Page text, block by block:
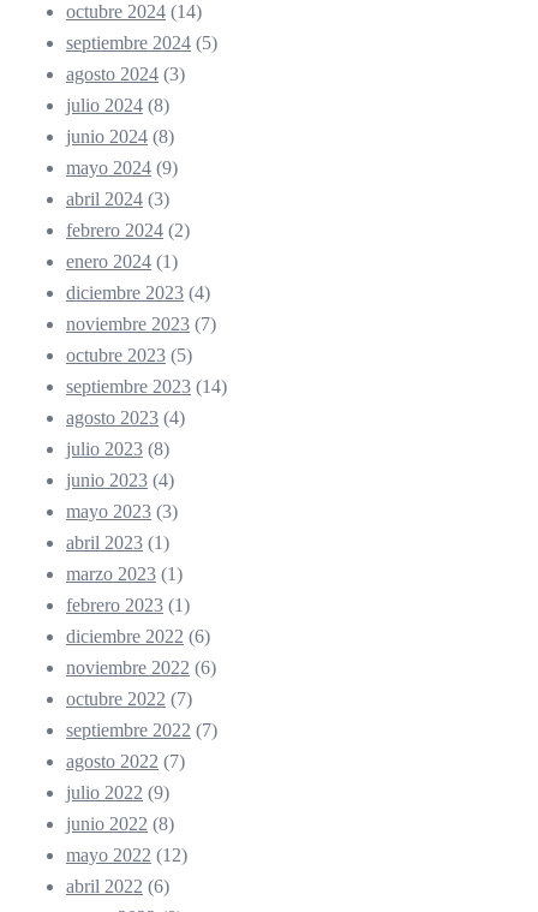
octubre 2024 (14)
septiembre 2024 (5)
agosto 2024 (3)
julio 2024 (8)
junio 2024 (8)
mayo 2024 (9)
abril 2024 (3)
febrero 2024 (2)
enero 2024 (1)
diciembre 2023 (4)
noviembre 2023 (7)
octubre 2023 (5)
septiembre 2023 (14)
agosto 2023 (4)
julio 2023 (8)
junio 2023 (4)
mayo 2023 (3)
abril 2023 (1)
marzo 2023 (1)
febrero 2023 (1)
diciembre 2022 (6)
noviembre 2022 (6)
octubre 2022 (7)
septiembre 2022 (7)
agosto 2022 (7)
julio 2022 (9)
junio 2022 (8)
mayo 2022 (12)
abril 2022 (6)